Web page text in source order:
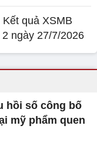
quả XSMB
ngày 27/7/2026
hồi số công bố
mỹ phẩm quen